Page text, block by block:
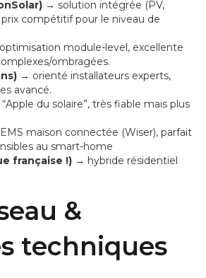
→ solution intégrée (PV,
prix compétitif pour le niveau de
module-level, excellente
ombragées.
→ orienté installateurs experts,
avancé.
du solaire”, très fiable mais plus
maison connectée (Wiser), parfait
au smart-home
française !) → hybride résidentiel
&
techniques